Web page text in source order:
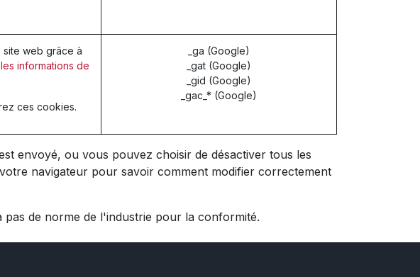
site web grâce à
informations de
ces cookies.
_ga (Google)
_gat (Google)
_gid (Google)
_gac_* (Google)
envoyé, ou vous pouvez choisir de désactiver tous les
navigateur pour savoir comment modifier correctement
de norme de l'industrie pour la conformité.